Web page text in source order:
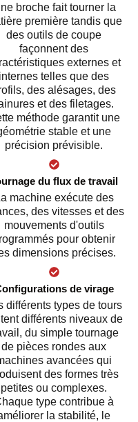
broche fait tourner la
première tandis que
des outils de coupe
façonnent des
externes et
internes telles que des
des alésages, des
et des filetages.
méthode garantit une
stable et une
précision prévisible.
du flux de travail
machine exécute des
des vitesses et des
mouvements d'outils
pour obtenir
dimensions précises.
de virage
différents types de tours
différents niveaux de
du simple tournage
de pièces rondes aux
avancées qui
des formes très
petites ou complexes.
type contribue à
la stabilité, le